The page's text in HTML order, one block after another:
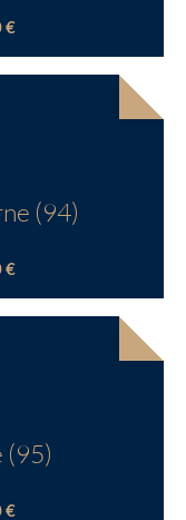
€
(94)
€
(95)
€